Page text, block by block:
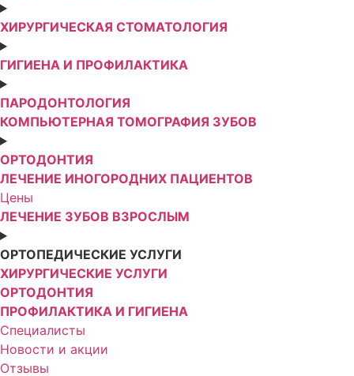
ХИРУРГИЧЕСКАЯ СТОМАТОЛОГИЯ
ГИГИЕНА И ПРОФИЛАКТИКА
ПАРОДОНТОЛОГИЯ
КОМПЬЮТЕРНАЯ ТОМОГРАФИЯ ЗУБОВ
ОРТОДОНТИЯ
ЛЕЧЕНИЕ ИНОГОРОДНИХ ПАЦИЕНТОВ
Цены
ЛЕЧЕНИЕ ЗУБОВ ВЗРОСЛЫМ
ОРТОПЕДИЧЕСКИЕ УСЛУГИ
ХИРУРГИЧЕСКИЕ УСЛУГИ
ОРТОДОНТИЯ
ПРОФИЛАКТИКА И ГИГИЕНА
Специалисты
Новости и акции
Отзывы